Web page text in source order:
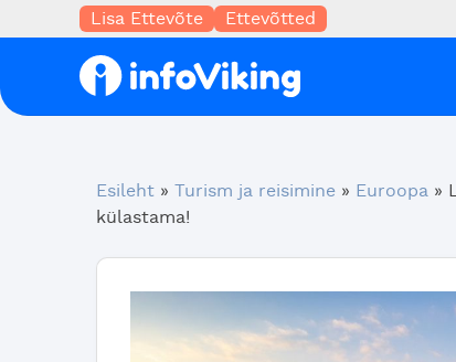
Lisa Ettevõte Ettevõtted
Esileht » Turism ja reisimine » Euroopa »
külastama!